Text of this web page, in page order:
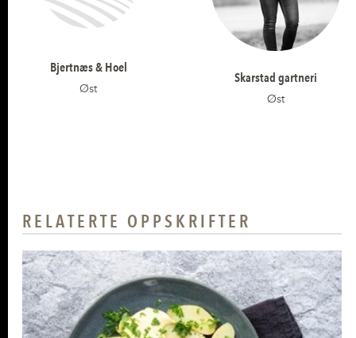
Bjertnæs & Hoel
Øst
Skarstad gartneri
Øst
RELATERTE OPPSKRIFTER